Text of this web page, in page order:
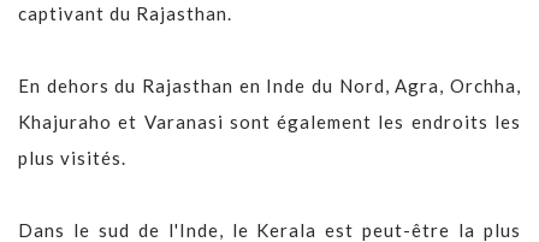
captivant du Rajasthan.
En dehors du Rajasthan en Inde du Nord, Agra, Orchha,
Khajuraho et Varanasi sont également les endroits les
plus visités.
Dans le sud de l'Inde, le Kerala est peut-être la plus